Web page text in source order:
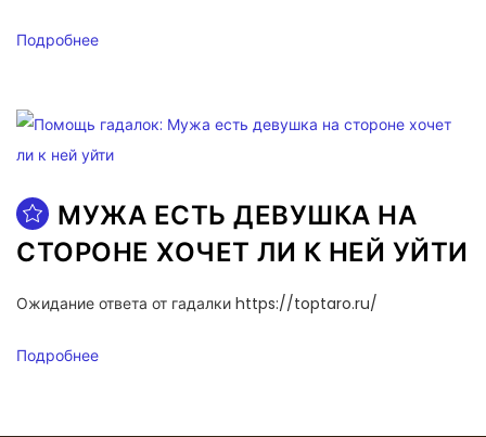
Подробнее
МУЖА ЕСТЬ ДЕВУШКА НА
СТОРОНЕ ХОЧЕТ ЛИ К НЕЙ УЙТИ
Ожидание ответа от гадалки https://toptaro.ru/
Подробнее